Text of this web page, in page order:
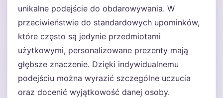
unikalne podejście do obdarowywania. W
przeciwieństwie do standardowych upominków,
które często są jedynie przedmiotami
użytkowymi, personalizowane prezenty mają
głębsze znaczenie. Dzięki indywidualnemu
podejściu można wyrazić szczególne uczucia
oraz docenić wyjątkowość danej osoby.